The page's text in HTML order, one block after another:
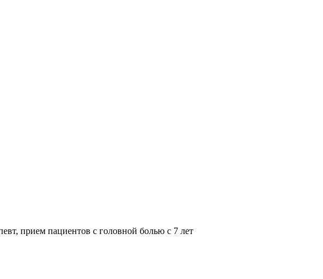
прием пациентов с головной болью с 7 лет